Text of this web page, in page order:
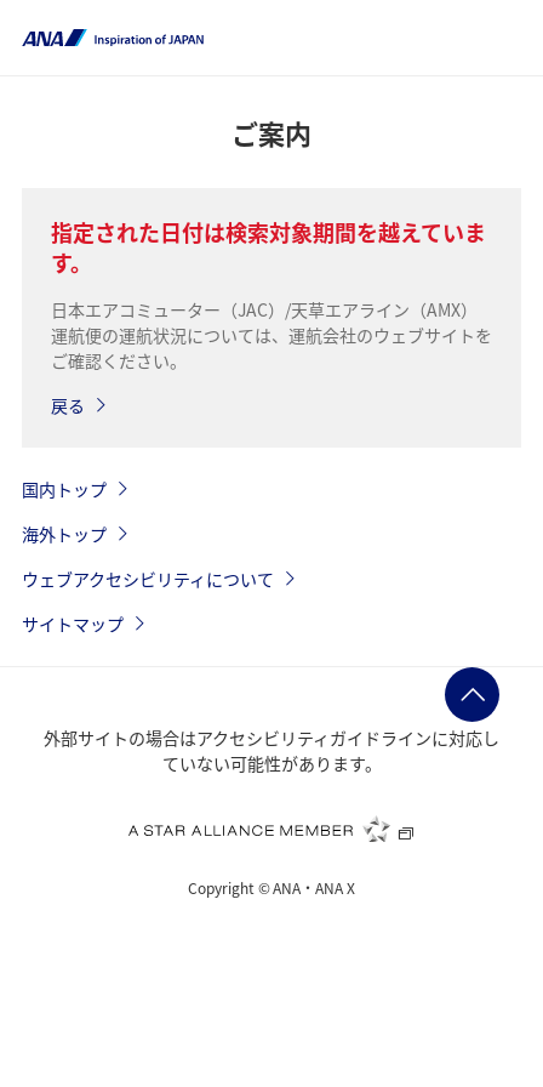
ご案内
指定された日付は検索対象期間を越えていま
す。
日本エアコミューター（JAC）/天草エアライン（AMX）
運航便の運航状況については、運航会社のウェブサイトを
ご確認ください。
戻る
国内トップ
海外トップ
ウェブアクセシビリティについて
サイトマップ
外部サイトの場合はアクセシビリティガイドラインに対応し
ていない可能性があります。
Copyright ©ANA・ANA X